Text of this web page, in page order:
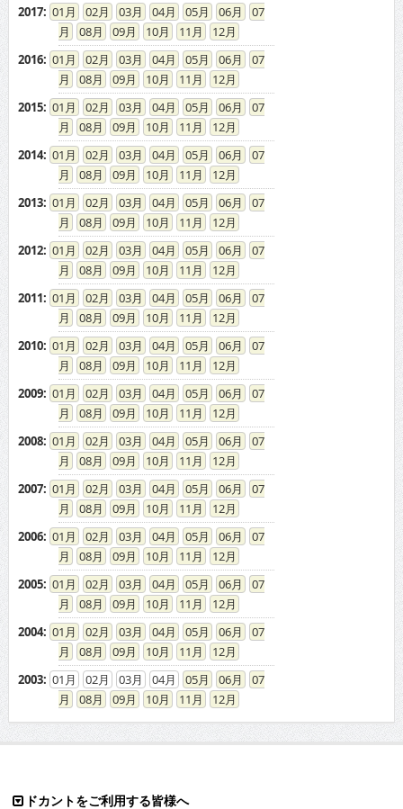
2017: 01 02 03 04 05 06
07
08
09 10 11
12
2016: 01 02 03 04 05 06
07
08
09 10 11
12
2015: 01 02 03 04 05 06
07
08
09 10 11
12
2014: 01 02 03 04 05 06
07
08
09 10 11
12
2013: 01 02 03 04 05 06
07
08
09 10 11
12
2012: 01 02 03 04 05 06
07
08
09 10 11
12
2011: 01 02 03 04 05 06
07
08
09 10 11
12
2010: 01 02 03 04 05 06
07
08
09 10 11
12
2009: 01 02 03 04 05 06
07
08
09 10 11
12
2008: 01 02 03 04 05 06
07
08
09 10 11
12
2007: 01 02 03 04 05 06
07
08
09 10 11
12
2006: 01 02 03 04 05 06
07
08
09 10 11
12
2005: 01 02 03 04 05 06
07
08
09 10 11
12
2004: 01 02 03 04 05 06
07
08
09 10 11
12
2003: 01 02 03 04 05 06
07
08
09 10 11 12
ドカントをご利用する皆様へ